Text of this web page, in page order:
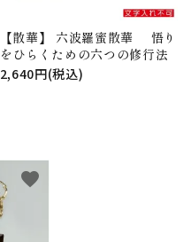
【散華】 六波羅蜜散華 悟り
をひらくための六つの修行法
2,640円(税込)
favorite